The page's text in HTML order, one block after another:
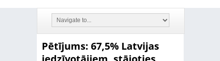
Pētījums: 67,5% Latvijas